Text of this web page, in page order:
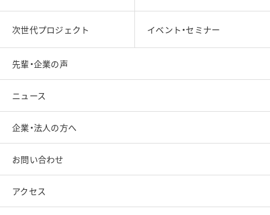
次世代プロジェクト イベント・セミナー
先輩・企業の声
ニュース
企業・法人の方へ
お問い合わせ
アクセス